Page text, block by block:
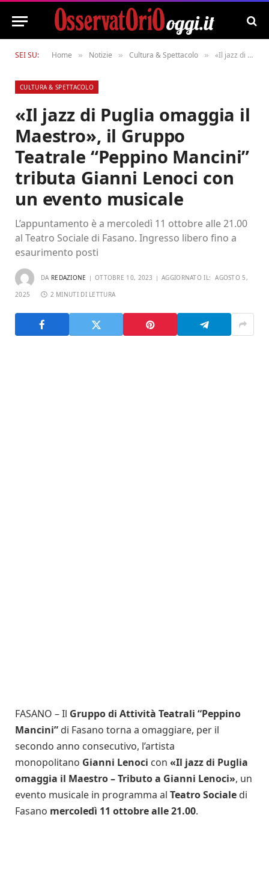
SEI SU: Home » Notizie » Cultura & Spettacolo » «Il jazz di Puglia omaggia il Maestro», il Gruppo Teatrale “Peppino Mancini” tributa Gianni Lenoci con un evento musicale
CULTURA & SPETTACOLO
«Il jazz di Puglia omaggia il
Maestro», il Gruppo
Teatrale “Peppino Mancini”
tributa Gianni Lenoci con
un evento musicale
L’appuntamento è a mercoledì 11 ottobre alle 21.00
al Teatro Sociale di Fasano. Ingresso libero fino a
esaurimento posti
DA REDAZIONE OTTOBRE 10, 2023 AGGIORNATO IL: AGOSTO 5,
2025 2 MINUTI DI LETTURA
FASANO – Il Gruppo di Attività Teatrali “Peppino
Mancini” di Fasano torna a omaggiare, per il
secondo anno consecutivo, l’artista
monopolitano Gianni Lenoci con «Il jazz di Puglia
omaggia il Maestro – Tributo a Gianni Lenoci», un
evento musicale in programma al Teatro Sociale di
Fasano mercoledì 11 ottobre alle 21.00.